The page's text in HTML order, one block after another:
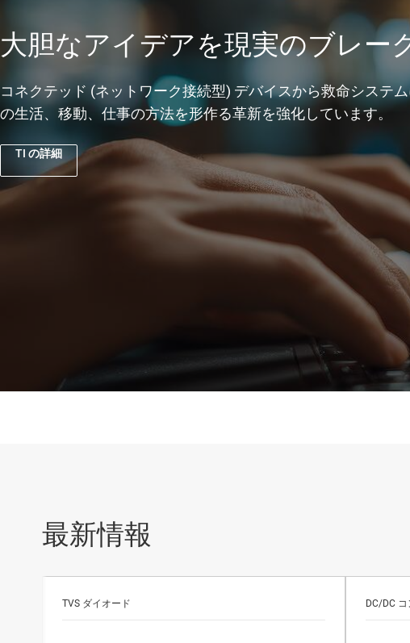
大胆なアイデアを現実のブレー
コネクテッド (ネットワーク接続型) デバイスから救命システ
の生活、移動、仕事の方法を形作る革新を強化しています。
TI の詳細
最新情報
TVS ダイオード DC/DC コ